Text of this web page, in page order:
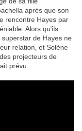
après que son
rencontre Hayes par
Alors qu'ils
de Hayes ne
relation, et Solène
projecteurs de
prévu.